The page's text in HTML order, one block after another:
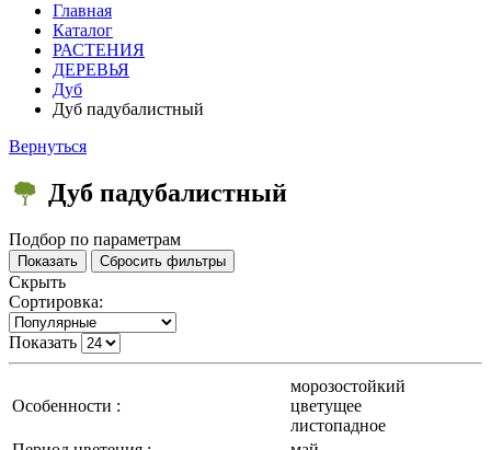
Главная
Каталог
РАСТЕНИЯ
ДЕРЕВЬЯ
Дуб
Дуб падубалистный
Вернуться
Дуб падубалистный
Подбор по параметрам
Скрыть
Сортировка:
Показать
Особенности :
морозостойкий
цветущее
листопадное